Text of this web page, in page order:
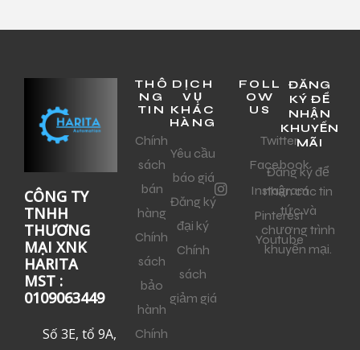
CÔNG TY
TNHH
THƯƠNG
MẠI XNK
HARITA
MST :
0109063449
Số 3E, tổ 9A,
THÔ
NG
TIN
Chính
sách
bán
hàng
Chính
sách
bảo
hành
Chính
DỊCH
VỤ
KHÁC
HÀNG
Yêu cầu
báo giá
Đăng ký
đại ký
Chính
sách
giảm giá
FOLL
OW
US
Twitter
Facebook
Instagram
Pinterest
Youtube
ĐĂNG
KÝ ĐỂ
NHẬN
KHUYẾN
MÃI
Đăng ký để
nhận các tin
tức và
chương trình
khuyến mại.